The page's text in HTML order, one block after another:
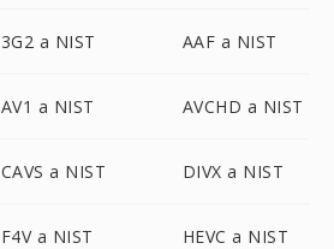
3G2 a NIST AAF a NIST
AV1 a NIST AVCHD a NIST
CAVS a NIST DIVX a NIST
F4V a NIST HEVC a NIST